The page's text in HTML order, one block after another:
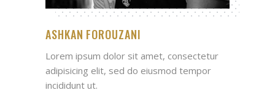
ASHKAN FOROUZANI
Lorem ipsum dolor sit amet, consectetur
adipisicing elit, sed do eiusmod tempor
incididunt ut.